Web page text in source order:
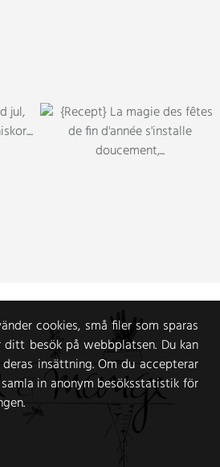
cookies, små filer som sparas
besök på webbplatsen. Du kan
insättning. Om du accepterar
in anonym besöksstatistik för